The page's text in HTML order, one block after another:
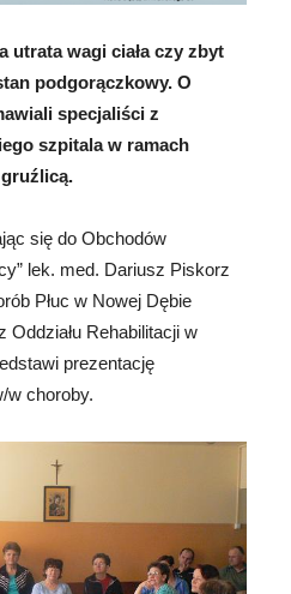
utrata wagi ciała czy zbyt
podgorączkowy. O
specjaliści z
szpitala w ramach
się do Obchodów
lek. med. Dariusz Piskorz
Płuc w Nowej Dębie
Oddziału Rehabilitacji w
prezentację
w choroby.